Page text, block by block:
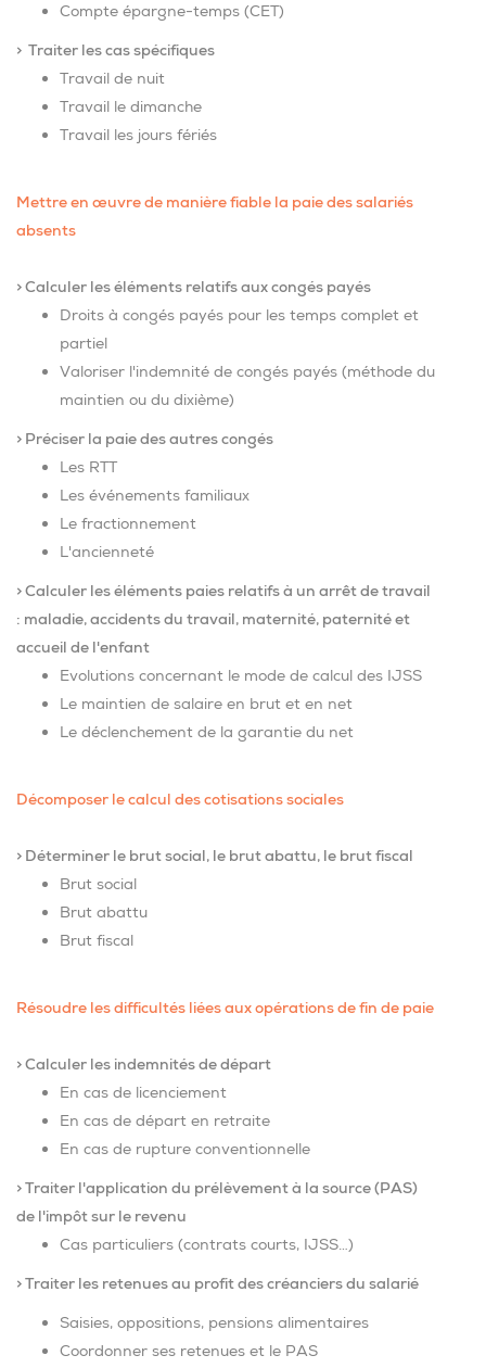
Compte épargne-temps (CET)
> Traiter les cas spécifiques
Travail de nuit
Travail le dimanche
Travail les jours fériés
Mettre en œuvre de manière fiable la paie des salariés
absents
> Calculer les éléments relatifs aux congés payés
Droits à congés payés pour les temps complet et
partiel
Valoriser l'indemnité de congés payés (méthode du
maintien ou du dixième)
> Préciser la paie des autres congés
Les RTT
Les événements familiaux
Le fractionnement
L'ancienneté
> Calculer les éléments paies relatifs à un arrêt de travail
: maladie, accidents du travail, maternité, paternité et
accueil de l'enfant
Evolutions concernant le mode de calcul des IJSS
Le maintien de salaire en brut et en net
Le déclenchement de la garantie du net
Décomposer le calcul des cotisations sociales
> Déterminer le brut social, le brut abattu, le brut fiscal
Brut social
Brut abattu
Brut fiscal
Résoudre les difficultés liées aux opérations de fin de paie
> Calculer les indemnités de départ
En cas de licenciement
En cas de départ en retraite
En cas de rupture conventionnelle
> Traiter l'application du prélèvement à la source (PAS)
de l'impôt sur le revenu
Cas particuliers (contrats courts, IJSS…)
> Traiter les retenues au profit des créanciers du salarié
Saisies, oppositions, pensions alimentaires
Coordonner ses retenues et le PAS